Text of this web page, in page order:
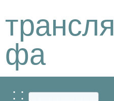
фа
: :